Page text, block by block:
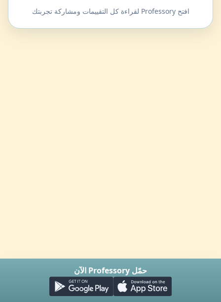
افتح Professory لقراءة كل التقييمات ومشاركة تجربتك
حمّل Professory الآن